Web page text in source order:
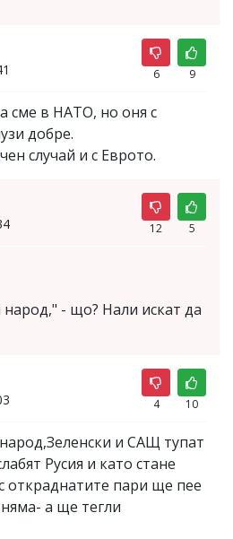
6 9
сме в НАТО, но оня с
добре.
случай и с Еврото.
12 5
народ," - що? Нали искат да
4 10
и САЩ тупат
Русия и като стане
откраднатите пари ще пее
а ще тегли